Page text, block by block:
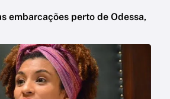
embarcações perto de Odessa,